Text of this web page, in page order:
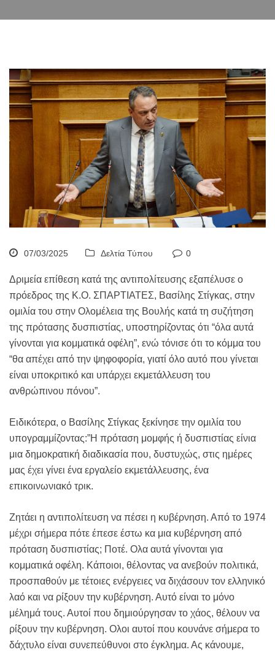
07/03/2025 Δελτία Τύπου 0
Δριμεία επίθεση κατά της αντιπολίτευσης εξαπέλυσε ο
πρόεδρος της Κ.Ο. ΣΠΑΡΤΙΑΤΕΣ, Βασίλης Στίγκας, στην
ομιλία του στην Ολομέλεια της Βουλής κατά τη συζήτηση
της πρότασης δυσπιστίας, υποστηρίζοντας ότι “όλα αυτά
γίνονται για κομματικά οφέλη”, ενώ τόνισε ότι το κόμμα του
“θα απέχει από την ψηφοφορία, γιατί όλο αυτό που γίνεται
είναι υποκριτικό και υπάρχει εκμετάλλευση του
ανθρώπινου πόνου”.
Ειδικότερα, ο Βασίλης Στίγκας ξεκίνησε την ομιλία του
υπογραμμίζοντας:”Η πρόταση μομφής ή δυσπιστίας είνια
μια δημοκρατική διαδικασία που, δυστυχώς, στις ημέρες
μας έχει γίνει ένα εργαλείο εκμετάλλευσης, ένα
επικοινωνιακό τρικ.
Ζητάει η αντιπολίτευση να πέσει η κυβέρνηση. Από το 1974
μέχρι σήμερα πότε έπεσε έστω κα μια κυβέρνηση από
πρόταση δυσπιστίας; Ποτέ. Ολα αυτά γίνονται για
κομματικά οφέλη. Κάποιοι, θέλοντας να ανεβούν πολιτικά,
προσπαθούν με τέτοιες ενέργειες να διχάσουν τον ελληνικό
λαό και να ρίξουν την κυβέρνηση. Αυτό είναι το μόνο
μέλημά τους. Αυτοί που δημιούργησαν το χάος, θέλουν να
ρίξουν την κυβέρνηση. Ολοι αυτοί που κουνάνε σήμερα το
δάχτυλο είναι συνεπεύθυνοι στο έγκλημα. Ας κάνουμε,